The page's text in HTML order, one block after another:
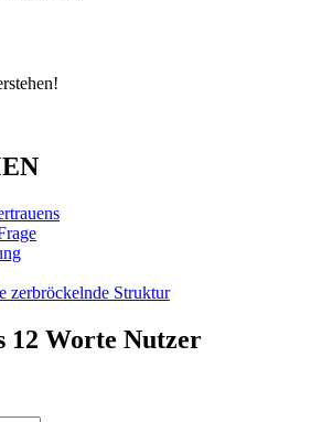
zerbröckelnde Struktur
12 Worte Nutzer